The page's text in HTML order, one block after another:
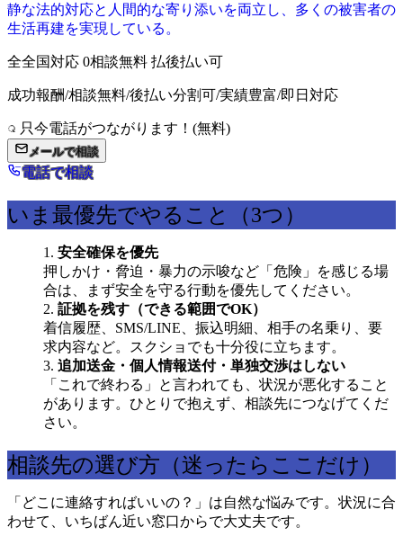
静な法的対応と人間的な寄り添いを両立し、多くの被害者の
生活再建を実現している。
全全国対応 0相談無料 払後払い可
成功報酬/相談無料/後払い分割可/実績豊富/即日対応
只今電話がつながります！(無料)
メールで相談
電話で相談
いま最優先でやること（3つ）
安全確保を優先
押しかけ・脅迫・暴力の示唆など「危険」を感じる場
合は、まず安全を守る行動を優先してください。
証拠を残す（できる範囲でOK）
着信履歴、SMS/LINE、振込明細、相手の名乗り、要
求内容など。スクショでも十分役に立ちます。
追加送金・個人情報送付・単独交渉はしない
「これで終わる」と言われても、状況が悪化すること
があります。ひとりで抱えず、相談先につなげてくだ
さい。
相談先の選び方（迷ったらここだけ）
「どこに連絡すればいいの？」は自然な悩みです。状況に合
わせて、いちばん近い窓口からで大丈夫です。